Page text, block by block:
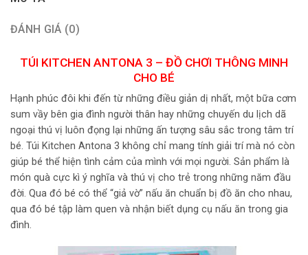
ĐÁNH GIÁ (0)
TÚI KITCHEN ANTONA 3 – ĐỒ CHƠI THÔNG MINH
CHO BÉ
Hạnh phúc đôi khi đến từ những điều giản dị nhất, một bữa cơm
sum vầy bên gia đình người thân hay những chuyến du lịch dã
ngoại thú vị luôn đọng lại những ấn tượng sâu sắc trong tâm trí
bé. Túi Kitchen Antona 3 không chỉ mang tính giải trí mà nó còn
giúp bé thể hiện tình cảm của mình với mọi người. Sản phẩm là
món quà cực kì ý nghĩa và thú vị cho trẻ trong những năm đầu
đời. Qua đó bé có thể “giả vờ” nấu ăn chuẩn bị đồ ăn cho nhau,
qua đó bé tập làm quen và nhận biết dụng cụ nấu ăn trong gia
đình.